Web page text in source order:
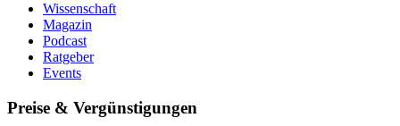
Wissenschaft
Magazin
Podcast
Ratgeber
Events
Preise & Vergünstigungen